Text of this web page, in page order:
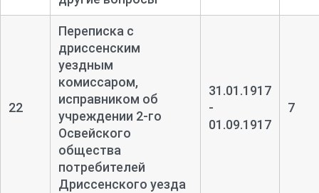
22
Переписка с
дриссенским
уездным
комиссаром,
исправником об
учреждении 2-го
Освейского
общества
потребителей
Дриссенского уезда
31.01.1917
-
01.09.1917
7